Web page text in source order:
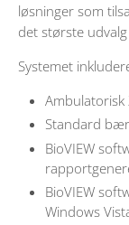
løsninger som
det største
Systemet
Standard
BioVIEW
BioVIEW
Windows